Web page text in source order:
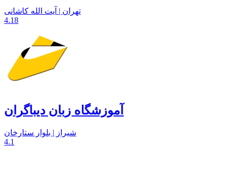
تهران | آیت الله کاشانی
4.18
آموزشگاه زبان دیباگران
شیراز | بلوار ستارخان
4.1